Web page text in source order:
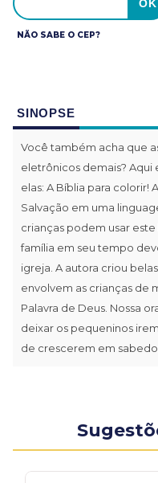
NÃO SABE O CEP?
SINOPSE
Você também acha que
eletrônicos demais?
elas: A Bíblia para colorir!
Salvação em uma
crianças podem usar
família em seu tempo
igreja. A autora criou
envolvem as crianças de
Palavra de Deus. Nossa
deixar os pequeninos
de crescerem em